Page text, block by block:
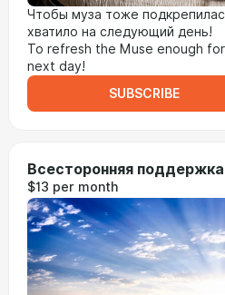
Чтобы муза тоже
хватило на следующий день!
To refresh the Muse enough
next day!
SUBSCRIBE
Всесторонняя поддержка
$13 per month